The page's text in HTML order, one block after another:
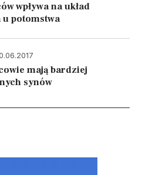
wpływa na układ
potomstwa
mają bardziej
synów